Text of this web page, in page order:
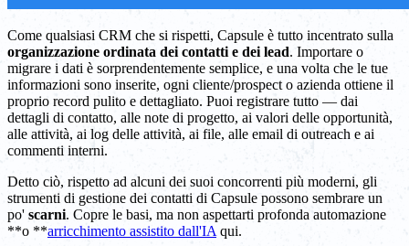
Come qualsiasi CRM che si rispetti, Capsule è tutto incentrato sulla
organizzazione ordinata dei contatti e dei lead. Importare o
migrare i dati è sorprendentemente semplice, e una volta che le tue
informazioni sono inserite, ogni cliente/prospect o azienda ottiene il
proprio record pulito e dettagliato. Puoi registrare tutto — dai
dettagli di contatto, alle note di progetto, ai valori delle opportunità,
alle attività, ai log delle attività, ai file, alle email di outreach e ai
commenti interni.
Detto ciò, rispetto ad alcuni dei suoi concorrenti più moderni, gli
strumenti di gestione dei contatti di Capsule possono sembrare un
po' scarni. Copre le basi, ma non aspettarti profonda automazione
**o **arricchimento assistito dall'IA qui.